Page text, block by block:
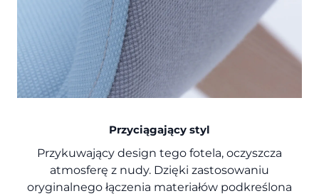
Przyciągający styl
Przykuwający design tego fotela, oczyszcza
atmosferę z nudy. Dzięki zastosowaniu
oryginalnego łączenia materiałów podkreślona